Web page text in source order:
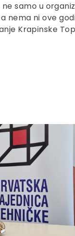
samo u
ni ove
Krapinske